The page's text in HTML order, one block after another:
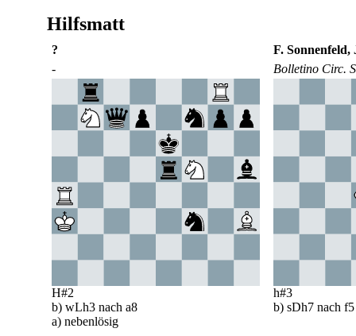
Hilfsmatt
?
-
H#2
b) wLh3 nach a8
a) nebenlösig
F. Sonnenfeld,
Bolletino Circ.
h#3
b) sDh7 nach f5